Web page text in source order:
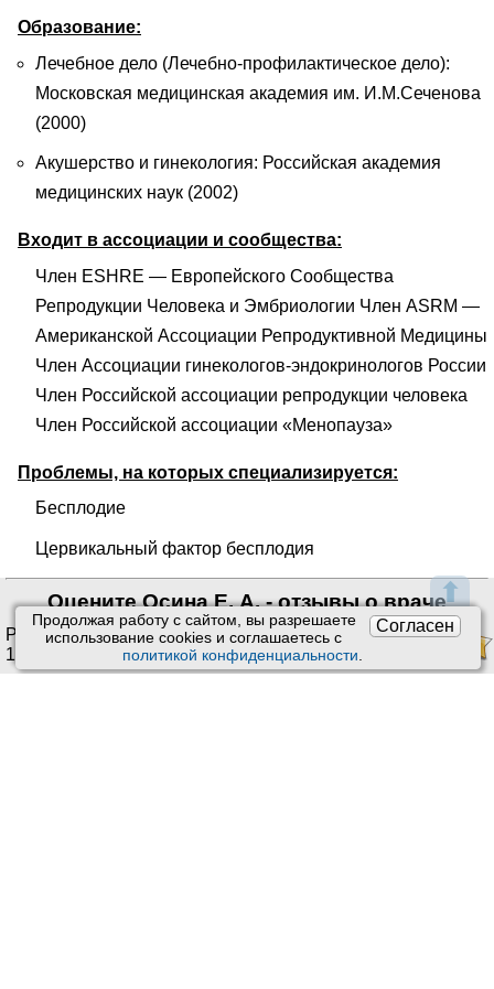
⬆
Согласен
Продолжая работу с сайтом, вы разрешаете
использование сookies и соглашаетесь с
политикой конфиденциальности.
Образование:
Лечебное дело (Лечебно-профилактическое дело):
Московская медицинская академия им. И.М.Сеченова
(2000)
Акушерство и гинекология: Российская академия
медицинских наук (2002)
Входит в ассоциации и сообщества:
Член ESHRE — Европейского Сообщества
Репродукции Человека и Эмбриологии Член ASRM —
Американской Ассоциации Репродуктивной Медицины
Член Ассоциации гинекологов-эндокринологов России
Член Российской ассоциации репродукции человека
Член Российской ассоциации «Менопауза»
Проблемы, на которых специализируется:
Бесплодие
Цервикальный фактор бесплодия
Оцените Осина Е. А. - отзывы о враче
Рейтинг:4.76/5. Оценок:
1